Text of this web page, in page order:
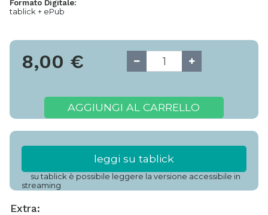
Formato Digitale:
tablick + ePub
8,00 €
AGGIUNGI AL CARRELLO
leggi su tablick
su tablick è possibile leggere la versione accessibile in
streaming
Extra: